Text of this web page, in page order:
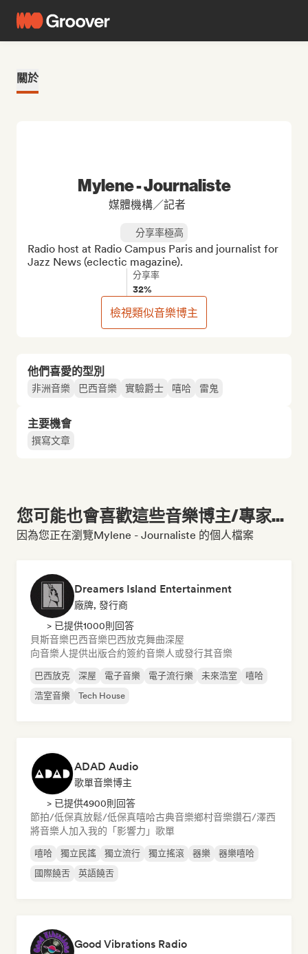
關於
他們喜愛的型別
非洲音樂 巴西音樂 實驗爵士 嘻哈 雷鬼
主要機會
撰寫文章
Mylene - Journaliste
媒體機構／記者
分享率極高
Radio host at Radio Campus Paris and journalist for
Jazz News (eclectic magazine).
分享率
32%
檢視類似音樂博主
您可能也會喜歡這些音樂博主/專家...
因為您正在瀏覽Mylene - Journaliste 的個人檔案
Dreamers Island Entertainment
廠牌, 發行商
> 已提供1000則回答
貝斯音樂巴西音樂巴西放克舞曲深屋
向音樂人提供出版合約簽約音樂人或發行其音樂
巴西放克 深屋 電子音樂 電子流行樂 未來浩室
嘻哈
浩室音樂
Tech House
ADAD Audio
歌單音樂博主
> 已提供4900則回答
節拍/低保真放鬆/低保真嘻哈古典音樂鄉村音樂鑽石/澤西
將音樂人加入我的「影響力」歌單
嘻哈 獨立民謠 獨立流行 獨立搖滾 器樂
器樂嘻哈
國際饒舌
英語饒舌
Good Vibrations Radio